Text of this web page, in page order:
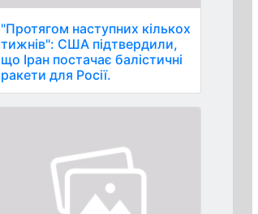
"Протягом наступних кількох
тижнів": США підтвердили,
що Іран постачає балістичні
ракети для Росії.